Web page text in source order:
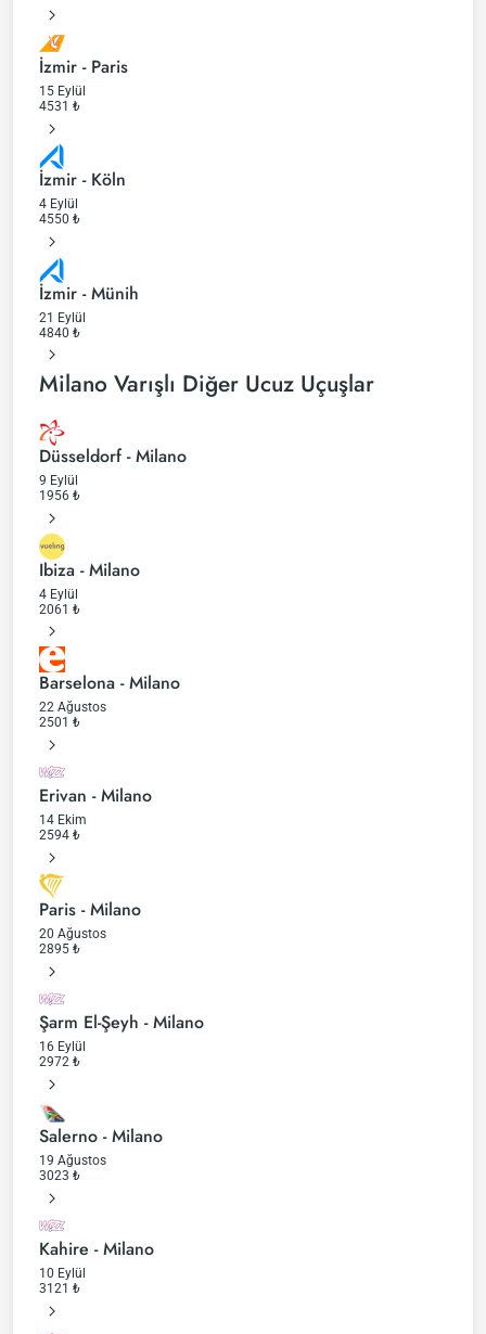
İzmir - Paris
15 Eylül
4531 ₺
İzmir - Köln
4 Eylül
4550 ₺
İzmir - Münih
21 Eylül
4840 ₺
Milano Varışlı Diğer Ucuz Uçuşlar
Düsseldorf - Milano
9 Eylül
1956 ₺
Ibiza - Milano
4 Eylül
2061 ₺
Barselona - Milano
22 Ağustos
2501 ₺
Erivan - Milano
14 Ekim
2594 ₺
Paris - Milano
20 Ağustos
2895 ₺
Şarm El-Şeyh - Milano
16 Eylül
2972 ₺
Salerno - Milano
19 Ağustos
3023 ₺
Kahire - Milano
10 Eylül
3121 ₺